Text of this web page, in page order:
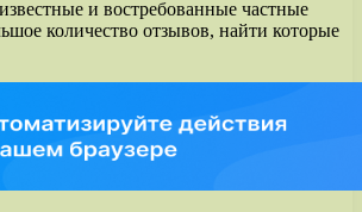
и востребованные частные
количество отзывов, найти которые